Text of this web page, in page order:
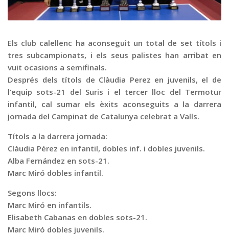
Publicitat
Contacte
Els club calellenc ha aconseguit un total de set títols i
tres subcampionats, i els seus palistes han arribat en
vuit ocasions a semifinals.
Després dels títols de Clàudia Perez en juvenils, el de
l’equip sots-21 del Suris i el tercer lloc del Termotur
infantil, cal sumar els èxits aconseguits a la darrera
jornada del Campinat de Catalunya celebrat a Valls.
Títols a la darrera jornada:
Clàudia Pérez en infantil, dobles inf. i dobles juvenils.
Alba Fernández en sots-21.
Marc Miró dobles infantil.
Segons llocs:
Marc Miró en infantils.
Elisabeth Cabanas en dobles sots-21.
Marc Miró dobles juvenils.